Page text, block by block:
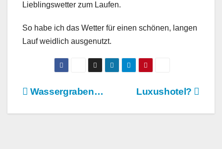
Lieblingswetter zum Laufen.
So habe ich das Wetter für einen schönen, langen
Lauf weidlich ausgenutzt.
BeitragsnavigationLuxushotel?
Wassergraben…